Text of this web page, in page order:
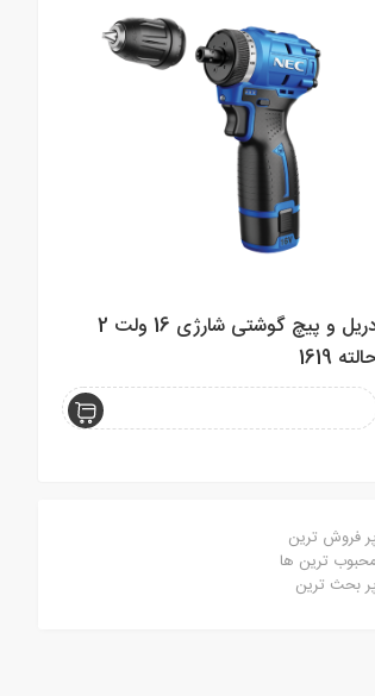
دریل و پیچ گوشتی شارژی 16 ولت 2
1619
پر فروش ترین
محبوب ترین ها
پر بحث ترین